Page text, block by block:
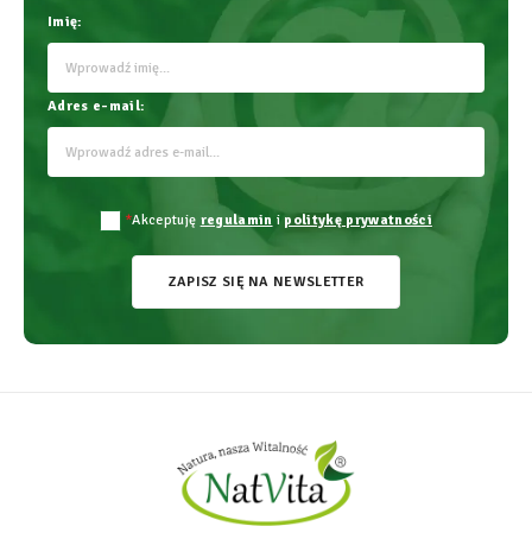
Imię:
Adres e-mail:
*Akceptuję regulamin i politykę prywatności
ZAPISZ SIĘ NA NEWSLETTER